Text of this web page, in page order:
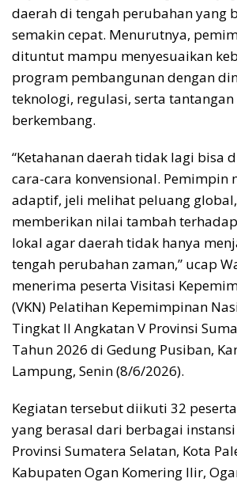
daerah di tengah perubahan yang
semakin cepat. Menurutnya,
dituntut mampu menyesuaikan
program pembangunan dengan
teknologi, regulasi, serta
berkembang.
“Ketahanan daerah tidak lagi bisa
cara-cara konvensional. Pemimpin
adaptif, jeli melihat peluang
memberikan nilai tambah
lokal agar daerah tidak hanya
tengah perubahan zaman,” ucap
menerima peserta Visitasi
(VKN) Pelatihan Kepemimpinan
Tingkat II Angkatan V Provinsi
Tahun 2026 di Gedung Pusiban,
Lampung, Senin (8/6/2026).
Kegiatan tersebut diikuti 32
yang berasal dari berbagai
Provinsi Sumatera Selatan, Kota
Kabupaten Ogan Komering Ilir,